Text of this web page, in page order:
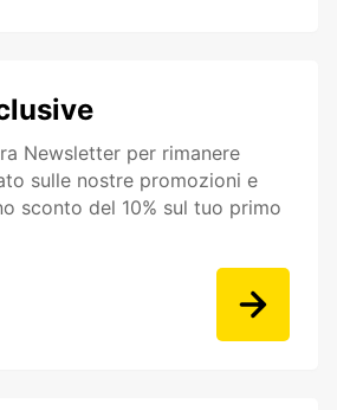
Newsletter per rimanere
sulle nostre promozioni e
sconto del 10% sul tuo primo